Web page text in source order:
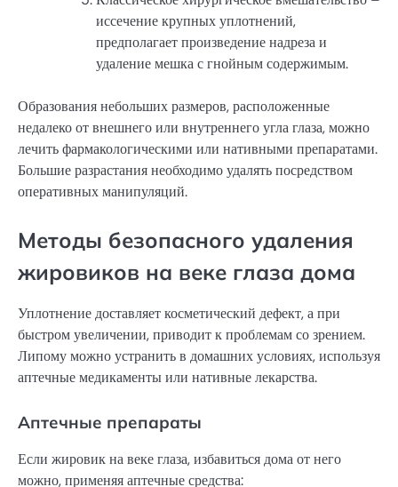
иссечение крупных уплотнений,
предполагает произведение надреза и
удаление мешка с гнойным содержимым.
Образования небольших размеров, расположенные
недалеко от внешнего или внутреннего угла глаза, можно
лечить фармакологическими или нативными препаратами.
Большие разрастания необходимо удалять посредством
оперативных манипуляций.
Методы безопасного удаления
жировиков на веке глаза дома
Уплотнение доставляет косметический дефект, а при
быстром увеличении, приводит к проблемам со зрением.
Липому можно устранить в домашних условиях, используя
аптечные медикаменты или нативные лекарства.
Аптечные препараты
Если жировик на веке глаза, избавиться дома от него
можно, применяя аптечные средства: